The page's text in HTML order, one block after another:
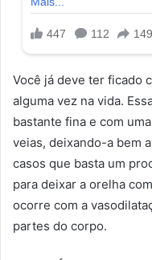
Você já deve ter ficado
alguma vez na vida.
bastante fina e com
veias, deixando-a bem
casos que basta um
para deixar a orelha
ocorre com a
partes do corpo.